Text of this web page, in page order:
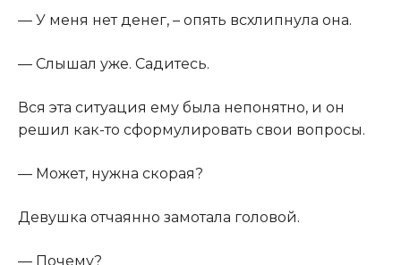
​— У меня нет денег, – опять всхлипнула она.​
​— Слышал уже. Садитесь.​
​Вся эта ситуация ему была непонятно, и он
решил как-то сформулировать свои вопросы.​
​— Может, нужна скорая?​
​Девушка отчаянно замотала головой.​
​— Почему?​